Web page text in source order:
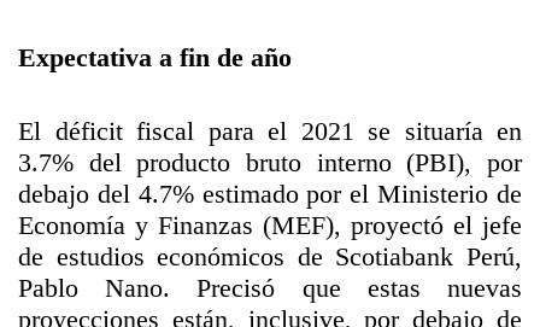
Expectativa a fin de año
El déficit fiscal para el 2021 se situaría en
3.7% del producto bruto interno (PBI), por
debajo del 4.7% estimado por el Ministerio de
Economía y Finanzas (MEF), proyectó el jefe
de estudios económicos de Scotiabank Perú,
Pablo Nano. Precisó que estas nuevas
proyecciones están, inclusive, por debajo de